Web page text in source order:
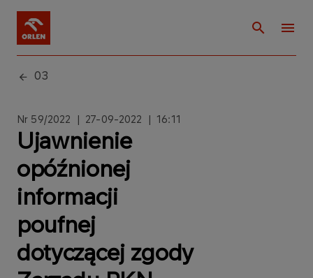
03
Nr 59/2022 | 27-09-2022 | 16:11
Ujawnienie
opóźnionej
informacji
poufnej
dotyczącej zgody